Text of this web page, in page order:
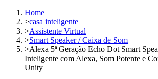
Home
>casa inteligente
>Assistente Virtual
>Smart Speaker / Caixa de Som
>Alexa 5ª Geração Echo Dot Smart
Inteligente com Alexa, Som Potente e
Unity